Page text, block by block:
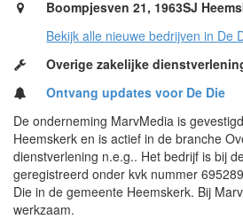
Boompjesven 21, 1963SJ
Bekijk alle nieuwe bedrijven in De
Overige zakelijke
Ontvang updates voor De Die
De onderneming MarvMedia is
Heemskerk en is actief in de branche
dienstverlening n.e.g.. Het bedrijf is bij
geregistreerd onder kvk nummer
Die in de gemeente Heemskerk. Bij
werkzaam.